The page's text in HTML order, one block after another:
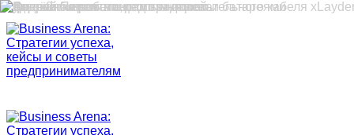
Перейти
к
контенту